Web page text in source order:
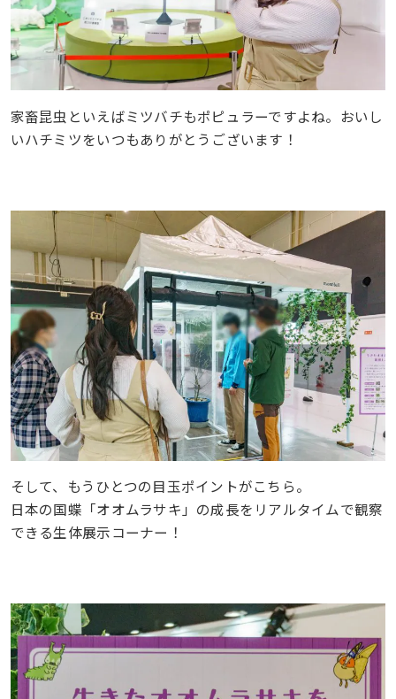
家畜昆虫といえばミツバチもポピュラーですよね。おいし
いハチミツをいつもありがとうございます！
そして、もうひとつの目玉ポイントがこちら。
日本の国蝶「オオムラサキ」の成長をリアルタイムで観察
できる生体展示コーナー！